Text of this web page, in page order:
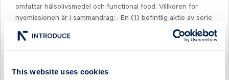
This website uses cookies
omfattar hälsolivsmedel och functional food. Villkoren för
nyemissionen är i sammandrag: · En (1) befintlig aktie av serie
A berättigar till teckning av en (1) nyemitterad aktie av serie
A och en (1) befintlig aktie av serie B berättigar till teckning
av en (1) ny aktie av serie B. · Teckningskurs är 15 SEK per
13 - 29 juni Teckningstid Prospekt kan beställas via våra